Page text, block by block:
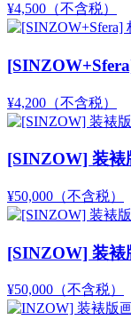
¥4,500 （不含税）
¥4,200 （不含税）
[SINZOW] 装裱
¥50,000 （不含税）
[SINZOW] 装裱
¥50,000 （不含税）